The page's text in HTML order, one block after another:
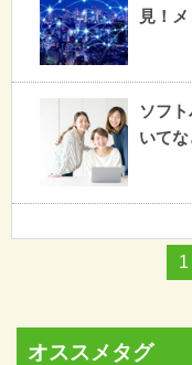
見！
ソフ
いてな
1
オススメタグ